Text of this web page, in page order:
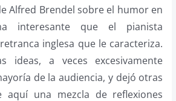
Alfred Brendel sobre el humor en
interesante que el pianista
inglesa que le caracteriza.
ideas, a veces excesivamente
de la audiencia, y dejó otras
una mezcla de reflexiones